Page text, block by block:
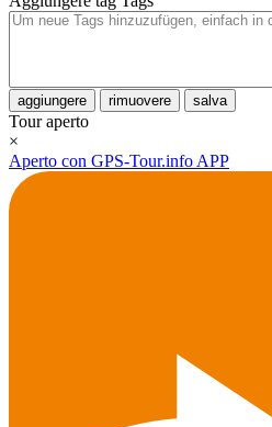
aggiungere rimuovere salva
Tour aperto
×
Aperto con GPS-Tour.info APP